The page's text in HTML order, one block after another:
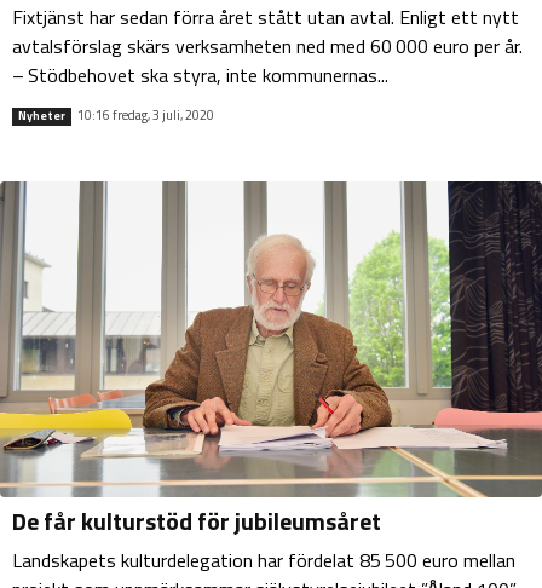
Fixtjänst har sedan förra året stått utan avtal. Enligt ett nytt
avtalsförslag skärs verksamheten ned med 60 000 euro per år.
– Stödbehovet ska styra, inte kommunernas...
Nyheter 10:16 fredag, 3 juli, 2020
De får kulturstöd för jubileumsåret
Landskapets kulturdelegation har fördelat 85 500 euro mellan